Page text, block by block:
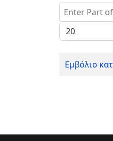
Enter Part of
Display #
Εμβόλιο